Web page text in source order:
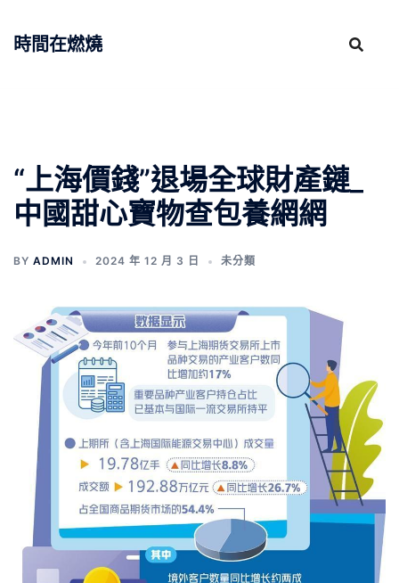
時間在燃燒
“上海價錢”退場全球財產鏈_
中國甜心寶物查包養網網
BY ADMIN 2024 年 12 月 3 日 未分類